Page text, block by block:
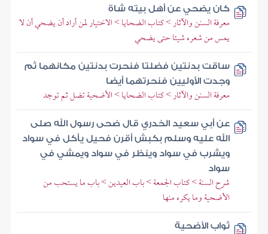
كان يضحي عن أهل بيته شاة
معرفة السنن والآثار > كتاب الضحايا > الاختيار لمن أراد أن يضحي أن لا
يمس من شعره شيئا حتى يضحي
ساقت بدنتين فضلتا فنحرت بدنتين مكانهما ثم
وجدت الأوليين فنحرتهما أيضا
معرفة السنن والآثار > كتاب الضحايا > الأضحية تضل ثم توجد
عن أبي سعيد الخدري قال ضحى رسول الله صلى
الله عليه وسلم بكبش أقرن فحيل يأكل في سواد
ويشرب في سواد وينظر في سواد ويمشي في
سواد
شرح السنة > كتاب الجمعة > باب العيدين > باب ما يستحب من
الأضحية وما يكره منها
ثواب الأضحية